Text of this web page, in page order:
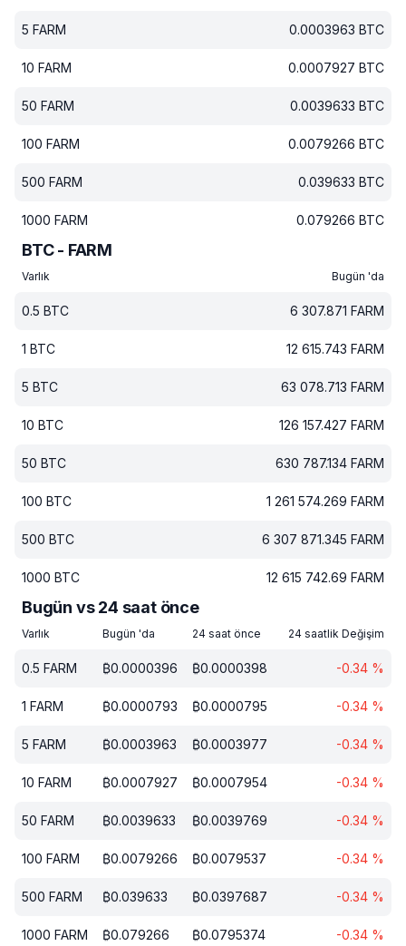
5 FARM 0.0003963 BTC
10 FARM 0.0007927 BTC
50 FARM 0.0039633 BTC
100 FARM 0.0079266 BTC
500 FARM 0.039633 BTC
1000 FARM 0.079266 BTC
BTC - FARM
Varlık Bugün 'da
0.5 BTC 6 307.871 FARM
1 BTC 12 615.743 FARM
5 BTC 63 078.713 FARM
10 BTC 126 157.427 FARM
50 BTC 630 787.134 FARM
100 BTC 1 261 574.269 FARM
500 BTC 6 307 871.345 FARM
1000 BTC 12 615 742.69 FARM
Bugün vs 24 saat önce
Varlık Bugün 'da 24 saat önce 24 saatlik Değişim
0.5 FARM ₿0.0000396 ₿0.0000398 -0.34 %
1 FARM ₿0.0000793 ₿0.0000795 -0.34 %
5 FARM ₿0.0003963 ₿0.0003977 -0.34 %
10 FARM ₿0.0007927 ₿0.0007954 -0.34 %
50 FARM ₿0.0039633 ₿0.0039769 -0.34 %
100 FARM ₿0.0079266 ₿0.0079537 -0.34 %
500 FARM ₿0.039633 ₿0.0397687 -0.34 %
1000 FARM ₿0.079266 ₿0.0795374 -0.34 %